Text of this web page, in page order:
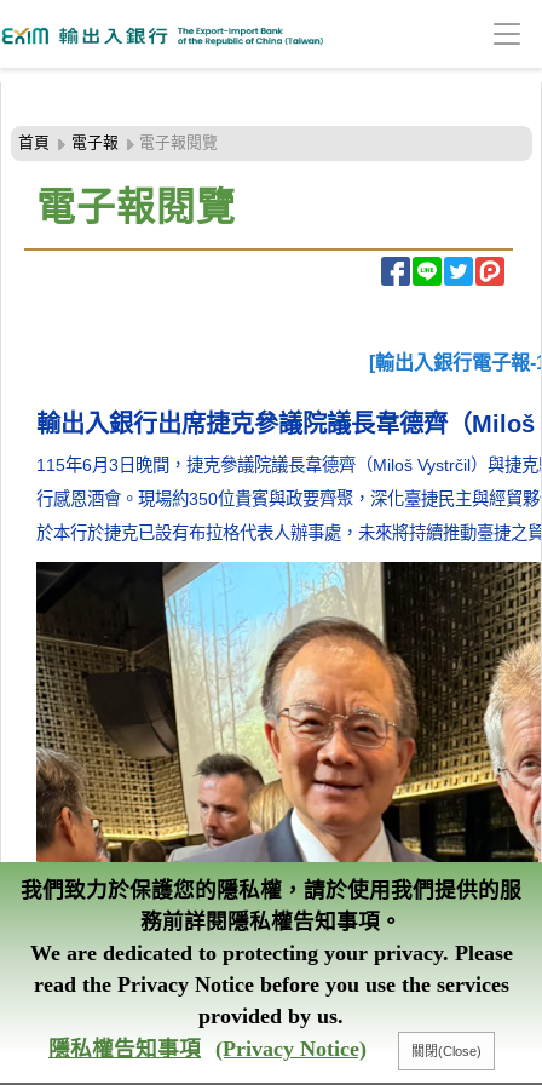
到
主
智能客服
首頁 電子報 電子報閱覽
電子報閱覽
[輸出入銀行電子報
輸出入銀行出席捷克參議院議長韋德齊（
115年6月3日晚間，捷克參議院議長韋德齊（Miloš Vystrčil）與捷
行感恩酒會。現場約350位貴賓與政要齊聚，深化臺捷民主與經貿
於本行於捷克已設有布拉格代表人辦事處，未來將持續推動臺捷之
我們致力於保護您的隱私權，請於使用我們提供的服
務前詳閱隱私權告知事項。
We are dedicated to protecting your privacy. Please
read the Privacy Notice before you use the services
provided by us.
隱私權告知事項 (Privacy Notice)